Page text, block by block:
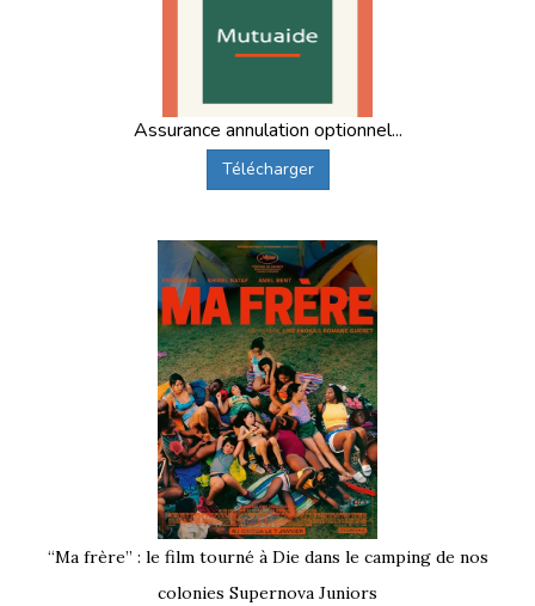
Assurance annulation optionnel...
Télécharger
“Ma frère” : le film tourné à Die dans le camping de nos
colonies Supernova Juniors